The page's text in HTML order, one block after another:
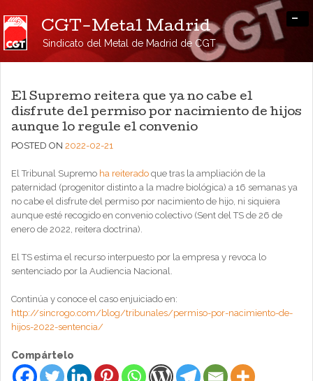
CGT-Metal Madrid
Sindicato del Metal de Madrid de CGT
-
El Supremo reitera que ya no cabe el
disfrute del permiso por nacimiento de hijos
aunque lo regule el convenio
POSTED ON 2022-02-21
El Tribunal Supremo ha reiterado que tras la ampliación de la
paternidad (progenitor distinto a la madre biológica) a 16 semanas ya
no cabe el disfrute del permiso por nacimiento de hijo, ni siquiera
aunque esté recogido en convenio colectivo (Sent del TS de 26 de
enero de 2022, reitera doctrina).
El TS estima el recurso interpuesto por la empresa y revoca lo
sentenciado por la Audiencia Nacional.
Continúa y conoce el caso enjuiciado en:
http://sincrogo.com/blog/tribunales/permiso-por-nacimiento-de-
hijos-2022-sentencia/
Compártelo